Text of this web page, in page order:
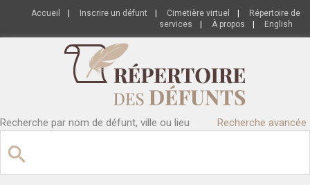
Accueil Inscrire un défunt Cimetière virtuel
Répertoire de
services
À propos English
Recherche par nom de défunt, ville ou lieu Recherche avancée